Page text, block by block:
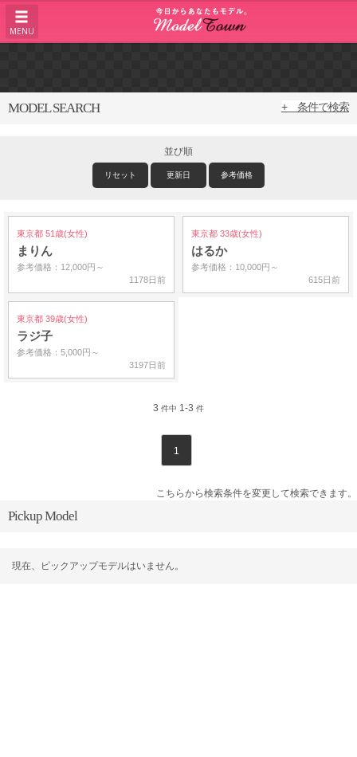
MENU
MODEL SEARCH + 条件で検索
並び順
リセット 更新日 参考価格
東京都 51歳(女性)
まりん
参考価格：12,000円～
1178日前
東京都 33歳(女性)
はるか
参考価格：10,000円～
615日前
東京都 39歳(女性)
ラジ子
参考価格：5,000円～
3197日前
3 件中 1-3 件
1
こちらから検索条件を変更して検索できます。
Pickup Model
現在、ピックアップモデルはいません。